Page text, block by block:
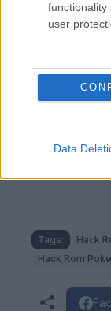
functionality
user
Data
Vídeo
GBA
Tags:
Hack
Hack Rom